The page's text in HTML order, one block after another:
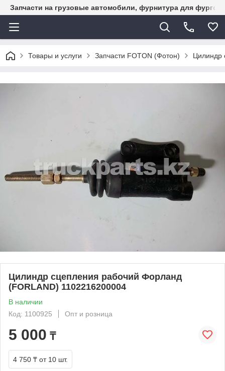
Запчасти на грузовые автомобили, фурнитура для
Товары и услуги Запчасти FOTON (Фотон) Цилиндр
Цилиндр сцепления рабочий Форланд
(FORLAND) 1102216200004
В наличии
Код: 1100925
Опт и розница
5 000 ₸
4 750 ₸ от 10 шт.